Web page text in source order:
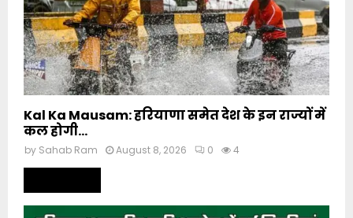
Kal Ka Mausam: हरियाणा समेत देश के इन राज्यों में
कल होगी...
by Sahab Ram August 8, 2026 0 4